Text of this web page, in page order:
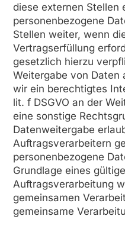
diese externen Stellen
personenbezogene
Stellen weiter, wenn
Vertragserfüllung
gesetzlich hierzu
Weitergabe von Daten
wir ein berechtigtes
lit. f DSGVO an der
eine sonstige
Datenweitergabe
Auftragsverarbeitern
personenbezogene
Grundlage eines
Auftragsverarbeitung
gemeinsamen
gemeinsame